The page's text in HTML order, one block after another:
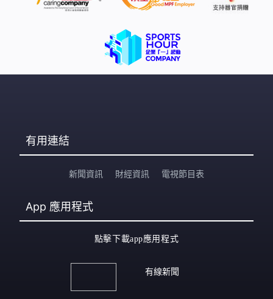
柱產業之一，未來會擔當好政策推動者和社會橋樑的角
在社交平台致歉，指辜負選民期望，又呼籲業界一致支持
江旻憓。 飲食界是最早宣布結果的界別，自由黨梁進成功
接棒，以101票擊敗對手江志恒。梁進
有用連結
新聞資訊 財經資訊 電視節目表
App 應用程式
點擊下載app應用程式
有線新聞